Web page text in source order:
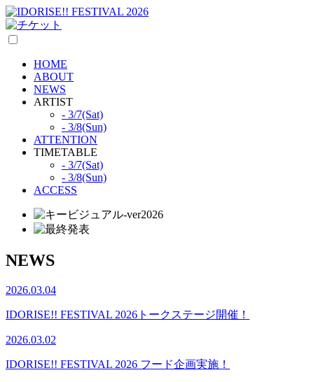
HOME
ABOUT
NEWS
ARTIST
- 3/7(Sat)
- 3/8(Sun)
ATTENTION
TIMETABLE
- 3/7(Sat)
- 3/8(Sun)
ACCESS
NEWS
2026.03.04
IDORISE!! FESTIVAL 2026トークステージ開催！
2026.03.02
IDORISE!! FESTIVAL 2026 フード企画実施！